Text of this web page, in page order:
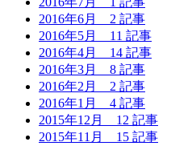
2016年6月 2 記事
2016年5月 11 記事
2016年4月 14 記事
2016年3月 8 記事
2016年2月 2 記事
2016年1月 4 記事
2015年12月 12 記事
2015年11月 15 記事